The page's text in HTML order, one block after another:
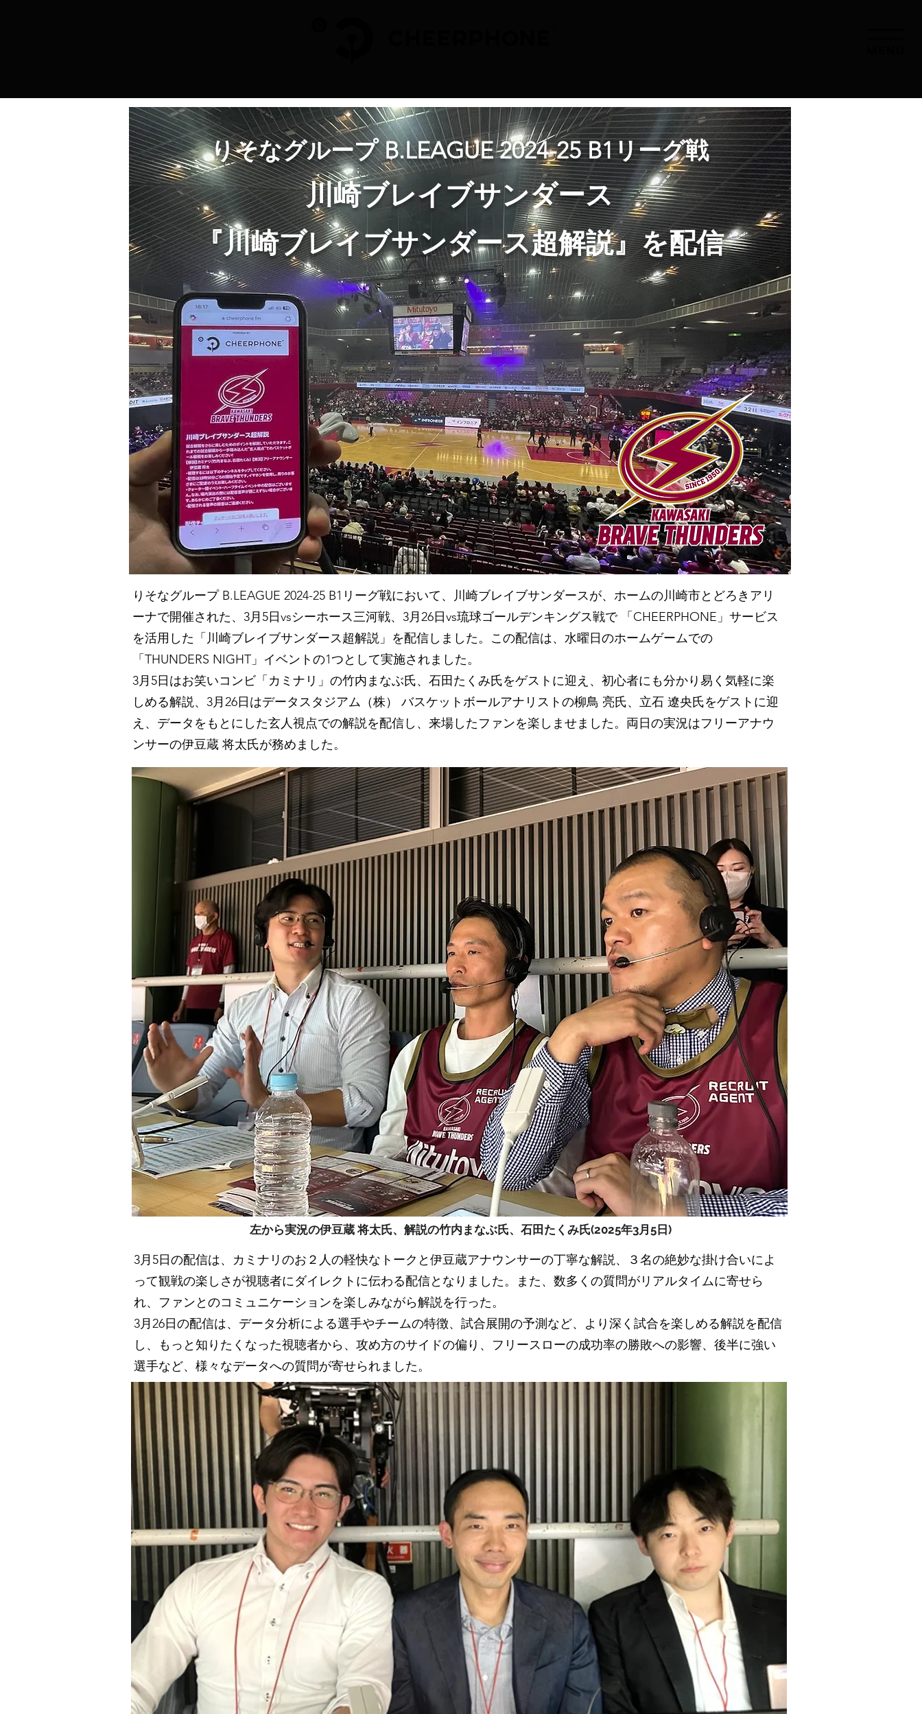
りそなグループ B.LEAGUE 2024-25 B1リーグ戦
川崎ブレイブサンダース
『川崎ブレイブサンダース超解説』を配信
りそなグループ B.LEAGUE 2024-25 B1リーグ戦において、川崎ブレイブサンダースが、ホームの川崎市とどろきアリ
ーナで開催された、3月5日vsシーホース三河戦、3月26日vs琉球ゴールデンキングス戦で 「CHEERPHONE」サービス
を活用した「川崎ブレイブサンダース超解説」を配信しました。この配信は、水曜日のホームゲームでの
「THUNDERS NIGHT」イベントの1つとして実施されました。
3月5日はお笑いコンビ「カミナリ」の竹内まなぶ氏、石田たくみ氏をゲストに迎え、初心者にも分かり易く気軽に楽
しめる解説、3月26日はデータスタジアム（株） バスケットボールアナリストの柳鳥 亮氏、立石 遼央氏をゲストに迎
え、データをもとにした玄人視点での解説を配信し、来場したファンを楽しませました。両日の実況はフリーアナウ
ンサーの伊豆蔵 将太氏が務めました。
左から実況の伊豆蔵 将太氏、解説の竹内まなぶ氏、石田たくみ氏(2025年3月5日)
3月5日の配信は、カミナリのお２人の軽快なトークと伊豆蔵アナウンサーの丁寧な解説、３名の絶妙な掛け合いによ
って観戦の楽しさが視聴者にダイレクトに伝わる配信となりました。また、数多くの質問がリアルタイムに寄せら
れ、ファンとのコミュニケーションを楽しみながら解説を行った。
3月26日の配信は、データ分析による選手やチームの特徴、試合展開の予測など、より深く試合を楽しめる解説を配信
し、もっと知りたくなった視聴者から、攻め方のサイドの偏り、フリースローの成功率の勝敗への影響、後半に強い
選手など、様々なデータへの質問が寄せられました。